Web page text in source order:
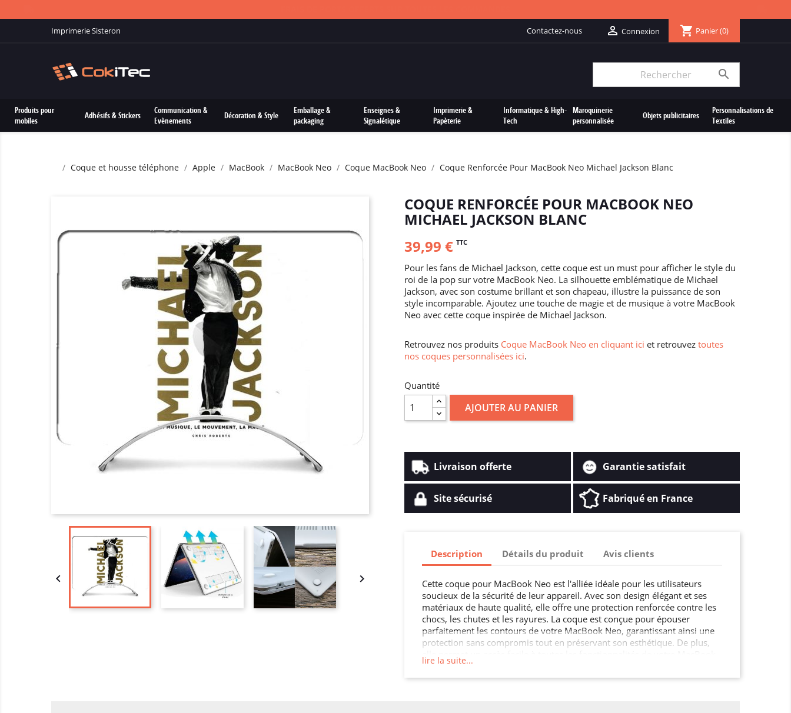
Imprimerie Sisteron Contactez-nous  Connexion shopping_cart Panier(0)

Produits pour
mobiles
Adhésifs & Stickers
Communication &
Evènements
Décoration & Style
Emballage &
packaging
Enseignes &
Signalétique
Imprimerie &
Papèterie
Informatique & High-
Tech
Maroquinerie
personnalisée
Objets publicitaires
Personnalisations de
Textiles
Coque et housse téléphone Apple MacBook MacBook Neo Coque MacBook Neo Coque Renforcée Pour MacBook Neo Michael Jackson Blanc
 
COQUE RENFORCÉE POUR MACBOOK NEO
MICHAEL JACKSON BLANC
39,99 € TTC
Pour les fans de Michael Jackson, cette coque est un must pour afficher le style du
roi de la pop sur votre MacBook Neo. La silhouette emblématique de Michael
Jackson, avec son costume brillant et son chapeau, illustre la puissance de son
style incomparable. Ajoutez une touche de magie et de musique à votre MacBook
Neo avec cette coque inspirée de Michael Jackson.
Retrouvez nos produits Coque MacBook Neo en cliquant ici et retrouvez toutes
nos coques personnalisées ici.
Quantité
AJOUTER AU PANIER
Livraison offerte Garantie satisfait
Site sécurisé Fabriqué en France
Description Détails du produit Avis clients
Cette coque pour MacBook Neo est l'alliée idéale pour les utilisateurs
soucieux de la sécurité de leur appareil. Avec son design élégant et ses
matériaux de haute qualité, elle offre une protection renforcée contre les
chocs, les chutes et les rayures. La coque est conçue pour épouser
parfaitement les contours de votre MacBook Neo, garantissant ainsi une
protection sans compromis tout en préservant son esthétique. De plus,
Neo.
lire la suite...